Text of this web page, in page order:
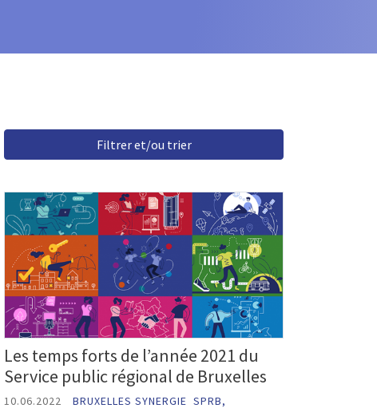
Les temps forts de l’année 2021 du
Service public régional de Bruxelles
10.06.2022 BRUXELLES SYNERGIE SPRB,